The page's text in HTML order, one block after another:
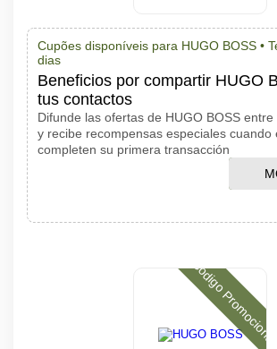
Cupões disponíveis para HUGO BOSS •
dias
Beneficios por compartir HUGO
tus contactos
Difunde las ofertas de HUGO BOSS
y recibe recompensas especiales cuando
completen su primera transacción
Código Promocional